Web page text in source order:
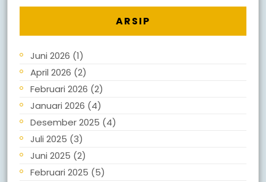
ARSIP
Juni 2026 (1)
April 2026 (2)
Februari 2026 (2)
Januari 2026 (4)
Desember 2025 (4)
Juli 2025 (3)
Juni 2025 (2)
Februari 2025 (5)